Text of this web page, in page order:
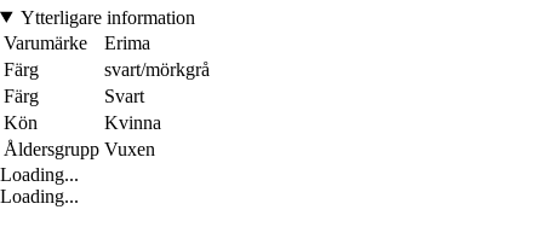
Ytterligare information
Varumärke
Erima
Färg
svart/mörkgrå
Färg
Svart
Kön
Kvinna
Åldersgrupp Vuxen
Loading...
Loading...